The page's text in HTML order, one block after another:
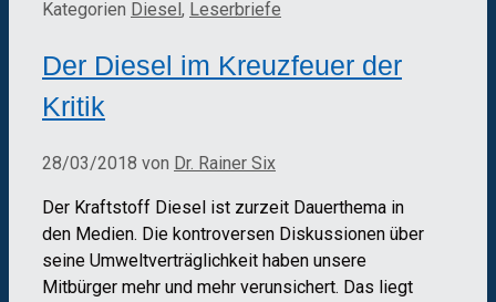
Kategorien Diesel, Leserbriefe
Der Diesel im Kreuzfeuer der
Kritik
28/03/2018 von Dr. Rainer Six
Der Kraftstoff Diesel ist zurzeit Dauerthema in
den Medien. Die kontroversen Diskussionen über
seine Umweltverträglichkeit haben unsere
Mitbürger mehr und mehr verunsichert. Das liegt